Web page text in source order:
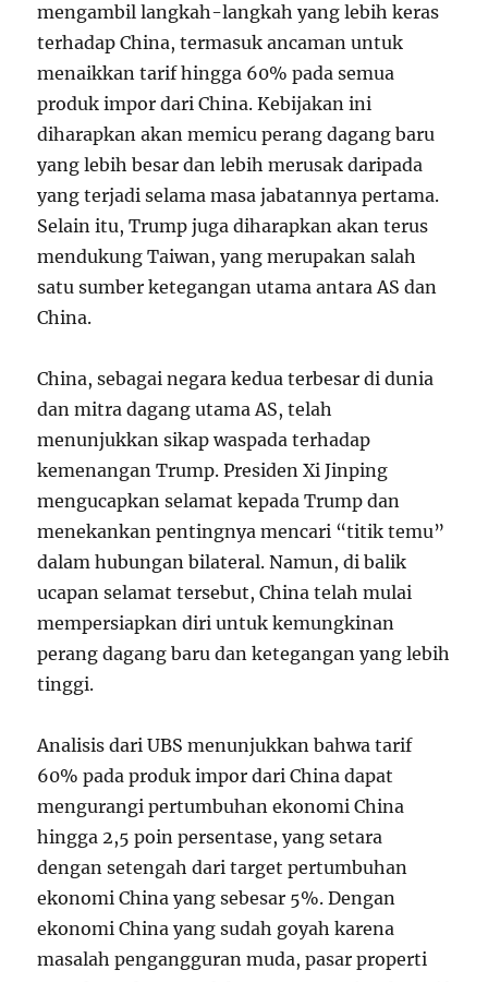
mengambil langkah-langkah yang lebih keras
terhadap China, termasuk ancaman untuk
menaikkan tarif hingga 60% pada semua
produk impor dari China. Kebijakan ini
diharapkan akan memicu perang dagang baru
yang lebih besar dan lebih merusak daripada
yang terjadi selama masa jabatannya pertama.
Selain itu, Trump juga diharapkan akan terus
mendukung Taiwan, yang merupakan salah
satu sumber ketegangan utama antara AS dan
China.
China, sebagai negara kedua terbesar di dunia
dan mitra dagang utama AS, telah
menunjukkan sikap waspada terhadap
kemenangan Trump. Presiden Xi Jinping
mengucapkan selamat kepada Trump dan
menekankan pentingnya mencari “titik temu”
dalam hubungan bilateral. Namun, di balik
ucapan selamat tersebut, China telah mulai
mempersiapkan diri untuk kemungkinan
perang dagang baru dan ketegangan yang lebih
tinggi.
Analisis dari UBS menunjukkan bahwa tarif
60% pada produk impor dari China dapat
mengurangi pertumbuhan ekonomi China
hingga 2,5 poin persentase, yang setara
dengan setengah dari target pertumbuhan
ekonomi China yang sebesar 5%. Dengan
ekonomi China yang sudah goyah karena
masalah pengangguran muda, pasar properti